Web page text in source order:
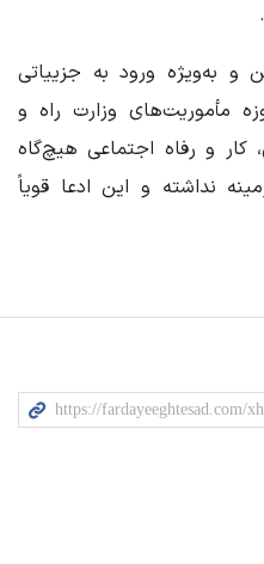
به‌ویژه ورود به جزییاتی
مأموریت‌های وزارت راه و
کار و رفاه اجتماعی هیچ‌گاه
نداشته و این ادعا قویاً